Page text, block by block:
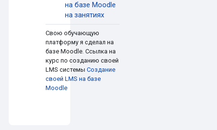
на базе Moodle
на занятияхСтраница
Свою обучающую
платформу я сделал на
базе Moodle. Ссылка на
курс по созданию своей
LMS системыСоздание
своей LMS на базе
Moodle